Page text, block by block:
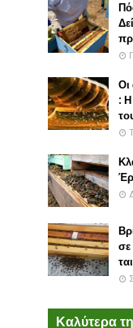
Οι
: Η
σε
Καλύτερα